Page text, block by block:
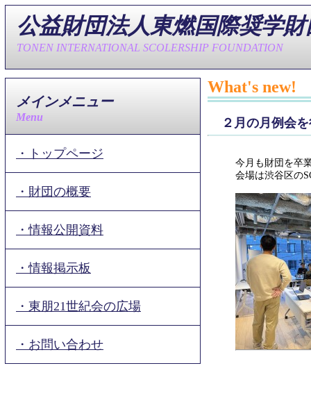
公益財団法人東燃国際奨学財
TONEN INTERNATIONAL SCOLERSHIP FOUNDATION
メインメニュー
Menu
・トップページ
・財団の概要
・情報公開資料
・情報掲示板
・東朋21世紀会の広場
・お問い合わせ
What's new!
２月の月例会
今月も財団を卒
会場は渋谷区の